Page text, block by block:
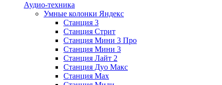
Аудио-техника
Умные колонки Яндекс
Станция 3
Станция Стрит
Станция Мини 3 Про
Станция Мини 3
Станция Лайт 2
Станция Дуо Макс
Станция Max